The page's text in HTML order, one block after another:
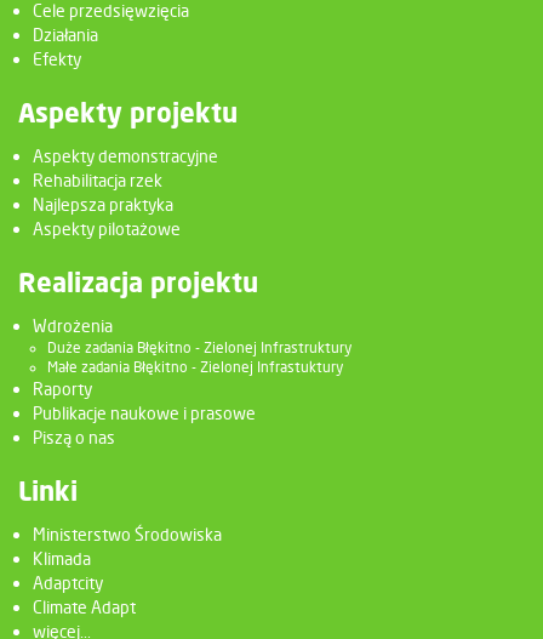
Cele przedsięwzięcia
Działania
Efekty
Aspekty projektu
Aspekty demonstracyjne
Rehabilitacja rzek
Najlepsza praktyka
Aspekty pilotażowe
Realizacja projektu
Wdrożenia
Duże zadania Błękitno - Zielonej Infrastruktury
Małe zadania Błękitno - Zielonej Infrastuktury
Raporty
Publikacje naukowe i prasowe
Piszą o nas
Linki
Ministerstwo Środowiska
Klimada
Adaptcity
Climate Adapt
więcej...